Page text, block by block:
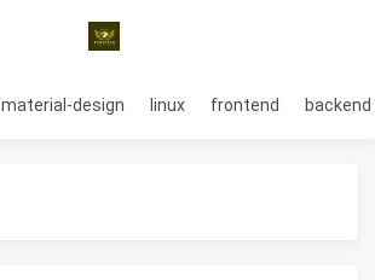
material-design linux frontend backend